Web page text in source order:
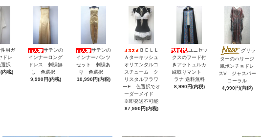
性用ガ
ドレ
択
内税)
サテンの
インナーロング
ドレス 刺繍無
し 色選択
9,990円(内税)
サテンの
インナーパンツ
セット 刺繍あ
り 色選択
10,990円(内税)
ＢＥＬＬ
Ａターキッシュ
オリエンタルコ
スチューム ク
リスタルフラワ
ーE 色選択でオ
ーダーメイド
※即発送不可能
87,990円(内税)
ユニセッ
クスのフード付
きアラトュルカ
縁取りマント
ラナ 送料無料
8,990円(内税)
グリッ
ターのハリージ
風ポンチョドレ
スV ジャスパー
コーラル
4,990円(内税)